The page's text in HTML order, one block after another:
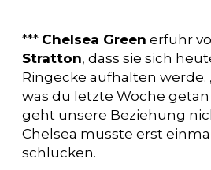
*** Chelsea Green erfuhr
Stratton, dass sie sich
Ringecke aufhalten werde.
was du letzte Woche
geht unsere Beziehung
Chelsea musste erst
schlucken.